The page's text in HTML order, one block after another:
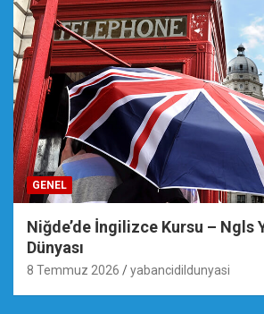
GENEL
Niğde’de İngilizce Kursu – Ngls
Dünyası
8 Temmuz 2026 yabancidildunyasi